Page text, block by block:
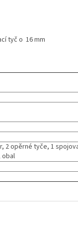
tyč o 16 mm
2 opěrné tyče, 1
obal